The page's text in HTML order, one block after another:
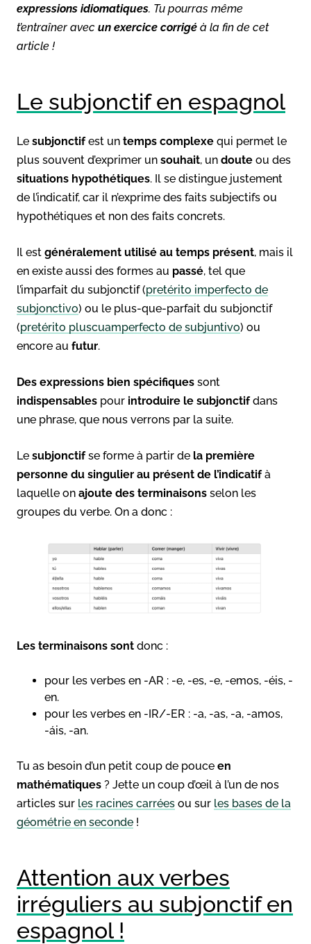
expressions idiomatiques. Tu pourras même
t’entraîner avec un exercice corrigé à la fin de cet
article !
Le subjonctif en espagnol
Le subjonctifest un temps complexe qui permet le
plus souvent d’exprimer un souhait, un doute ou des
situations hypothétiques. Il se distingue justement
de l’indicatif, car il n’exprime des faits subjectifs ou
hypothétiques et non des faits concrets.
Il est généralement utilisé au temps présent, mais il
en existe aussi des formes au passé, tel que
l’imparfait du subjonctif (pretérito imperfecto de
subjonctivo) ou le plus-que-parfait du subjonctif
(pretérito pluscuamperfecto de subjuntivo) ou
encore au futur.
Des expressions bien spécifiques sont
indispensables pour introduire le subjonctifdans
une phrase, que nous verrons par la suite.
Le subjonctifse forme à partir de la première
personne du singulier au présent de l’indicatifà
laquelle on ajoute des terminaisons selon les
groupes du verbe. On a donc :
Les terminaisons sont donc :
pour les verbes en -AR : -e, -es, -e, -emos, -éis, -
en.
pour les verbes en -IR/-ER : -a, -as, -a, -amos,
-áis, -an.
Tu as besoin d’un petit coup de pouce en
mathématiques ? Jette un coup d’œil à l’un de nos
articles sur les racines carrées ou sur les bases de la
géométrie en seconde !
Attention aux verbes
irréguliers au subjonctif en
espagnol !